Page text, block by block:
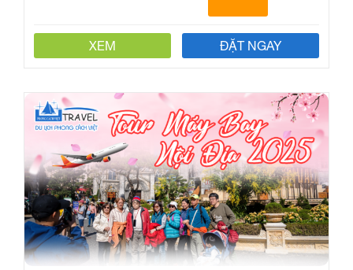
XEM ĐẶT NGAY